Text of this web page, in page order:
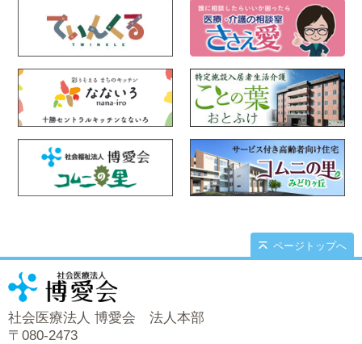
ページトップへ
社会医療法人 博愛会 法人本部
〒080-2473